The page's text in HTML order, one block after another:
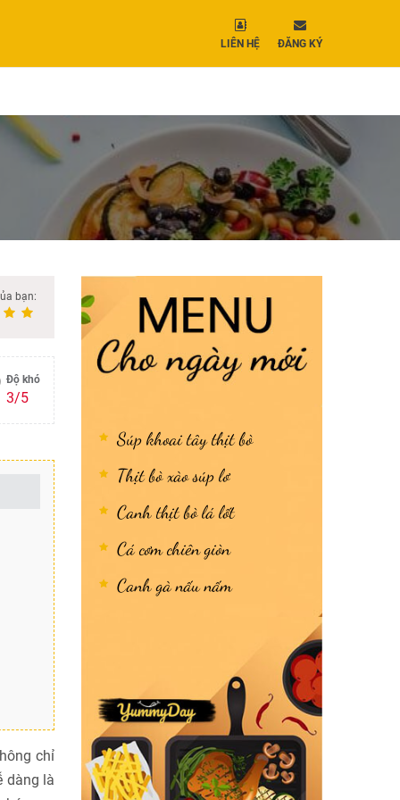
LIÊN HỆ ĐĂNG KÝ
bạn:
Độ khó
3/5
chỉ
dàng là
Súp khoai tây thịt bò
Thịt bò xào súp lơ
Canh thịt bò lá lốt
Cá cơm chiên giòn
Canh gà nấu nấm